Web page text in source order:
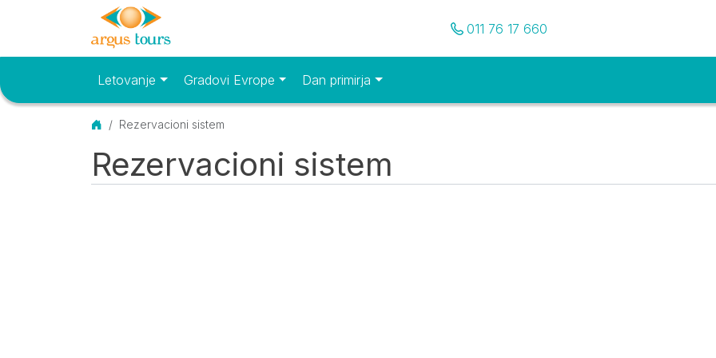
Pozovite nas
011 76 17 660
Osnovni meniLetovanje Gradovi Evrope Dan primirja
Početna
Rezervacioni sistem
Rezervacioni sistem